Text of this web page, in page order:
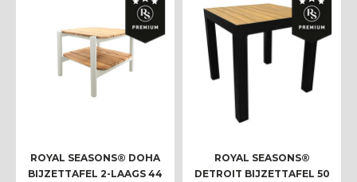
ROYAL SEASONS® DOHA
BIJZETTAFEL 2-LAAGS 44
ROYAL SEASONS®
DETROIT BIJZETTAFEL 50